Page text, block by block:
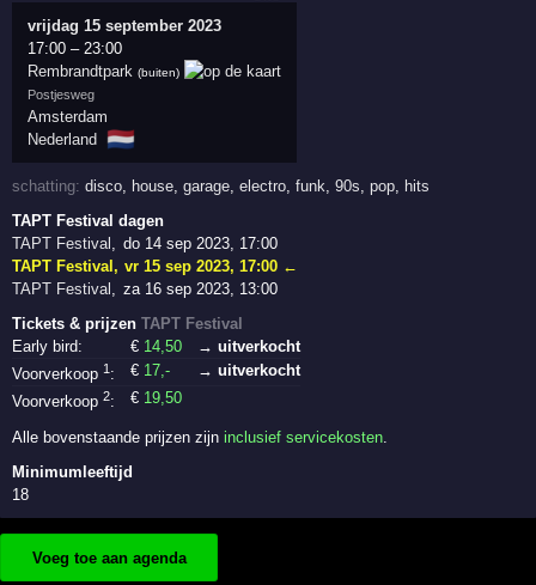
vrijdag 15 september 2023
17:00 – 23:00
Rembrandtpark (buiten)
Postjesweg
Amsterdam
Nederland 🇳🇱
schatting:disco house ,garage ,electro ,funk ,90s ,pop
hits
TAPT Festival dagen
TAPT Festival , do 14 sep 2023, 17:00
TAPT Festival , vr 15 sep 2023, 17:00 ←
TAPT Festival , za 16 sep 2023, 13:00
Tickets & prijzenTAPT Festival
Early bird:
€ 14,50
→ uitverkocht
Voorverkoop1 : € 17,-
→ uitverkocht
Voorverkoop2: € 19,50
Alle bovenstaande prijzen zijninclusief servicekosten
Minimumleeftijd
18
Voeg toe aan agenda